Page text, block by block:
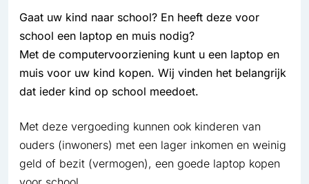
Gaat uw kind naar school? En heeft deze voor
school een laptop en muis nodig?
Met de computervoorziening kunt u een laptop en
muis voor uw kind kopen. Wij vinden het belangrijk
dat ieder kind op school meedoet.
Met deze vergoeding kunnen ook kinderen van
ouders (inwoners) met een lager inkomen en weinig
geld of bezit (vermogen), een goede laptop kopen